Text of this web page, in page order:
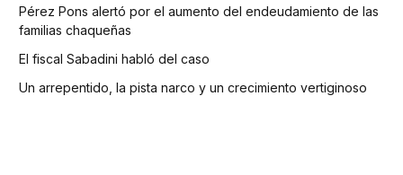
Pérez Pons alertó por el aumento del endeudamiento de las
familias chaqueñas
El fiscal Sabadini habló del caso
Un arrepentido, la pista narco y un crecimiento vertiginoso